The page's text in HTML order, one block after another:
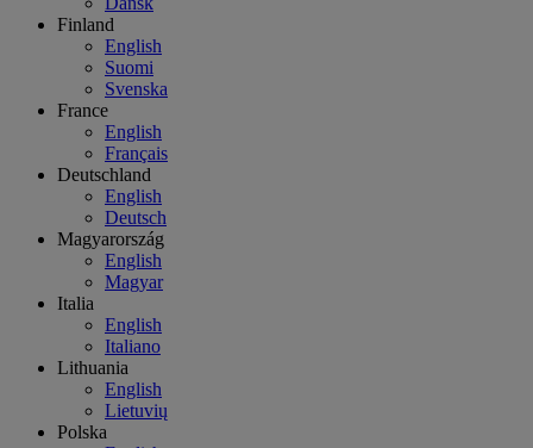
Finland
English
Suomi
Svenska
France
English
Français
Deutschland
English
Deutsch
Magyarország
English
Magyar
Italia
English
Italiano
Lithuania
English
Lietuvių
Polska